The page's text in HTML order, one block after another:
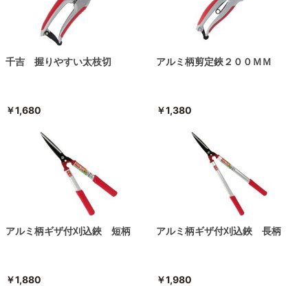
千吉 握りやすい太枝切
￥1,680
アルミ柄剪定鋏２００ＭＭ
￥1,380
アルミ柄ギザ付刈込鋏 短柄
￥1,880
アルミ柄ギザ付刈込鋏 長柄
￥1,980